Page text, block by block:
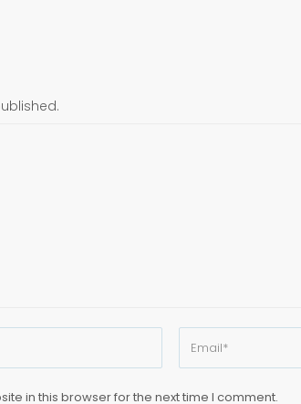
in this browser for the next time I comment.